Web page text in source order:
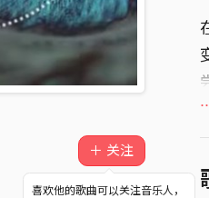
＋ 关注
喜欢他的歌曲可以关注音乐人，